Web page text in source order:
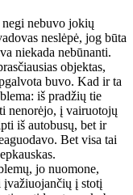
negi nebuvo jokių
neslėpė, jog būta
niekada nebūnanti.
objektas,
buvo. Kad ir ta
iš pradžių tie
nenorėjo, į vairuotojų
iš autobusų, bet ir
Bet visa tai
jo nuomone,
įvažiuojančių į stotį